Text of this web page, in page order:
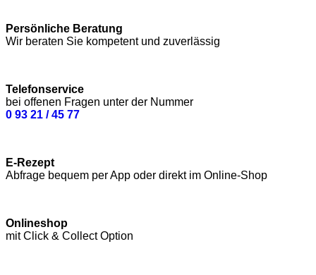
Persönliche Beratung
Wir beraten Sie kompetent und zuverlässig
Telefonservice
bei offenen Fragen unter der Nummer
0 93 21 / 45 77
E-Rezept
Abfrage bequem per App oder direkt im Online-Shop
Onlineshop
mit Click & Collect Option